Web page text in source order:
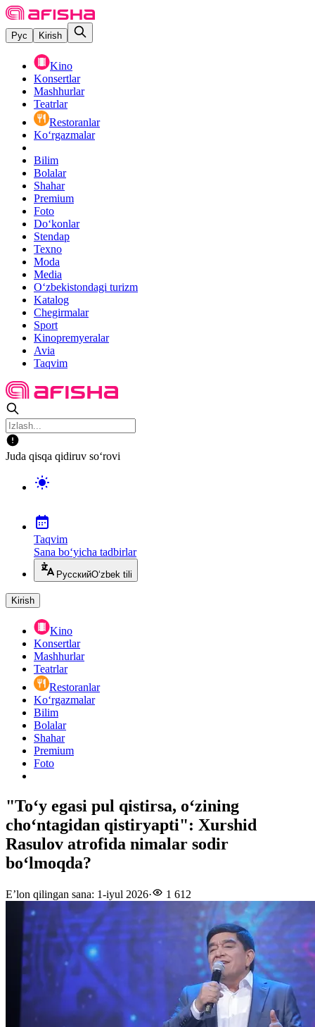
Рус Kirish
Kino
Konsertlar
Mashhurlar
Teatrlar
Restoranlar
Ko‘rgazmalar
Bilim
Bolalar
Shahar
Premium
Foto
Do‘konlar
Stendap
Texno
Moda
Media
O‘zbekistondagi turizm
Katalog
Chegirmalar
Sport
Kinopremyeralar
Avia
Taqvim
Juda qisqa qidiruv so‘rovi
Taqvim
Sana bo‘yicha tadbirlar
РусскийO‘zbek tili
Kirish
Kino
Konsertlar
Mashhurlar
Teatrlar
Restoranlar
Ko‘rgazmalar
Bilim
Bolalar
Shahar
Premium
Foto
"Toʻy egasi pul qistirsa, oʻzining
choʻntagidan qistiryapti": Xurshid
Rasulov atrofida nimalar sodir
boʻlmoqda?
E’lon qilingan sana: 1-iyul 2026· 1 612